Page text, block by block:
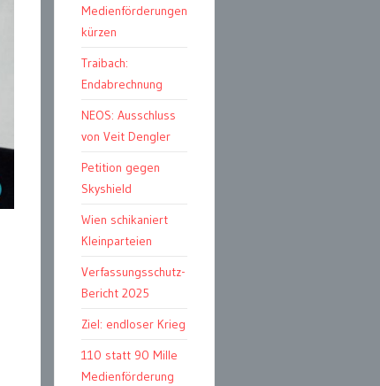
Medienförderungen
kürzen
Traibach:
Endabrechnung
NEOS: Ausschluss
von Veit Dengler
Petition gegen
Skyshield
Wien schikaniert
Kleinparteien
Verfassungsschutz-
Bericht 2025
Ziel: endloser Krieg
110 statt 90 Mille
Medienförderung